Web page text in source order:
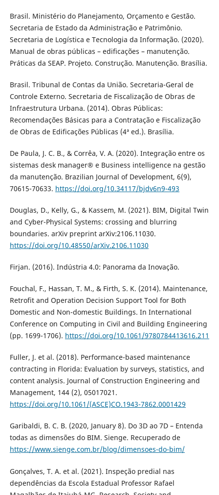
Brasil. Ministério do Planejamento, Orçamento e Gestão.
Secretaria de Estado da Administração e Patrimônio.
Secretaria de Logística e Tecnologia da Informação. (2020).
Manual de obras públicas – edificações – manutenção.
Práticas da SEAP. Projeto. Construção. Manutenção. Brasília.
Brasil. Tribunal de Contas da União. Secretaria-Geral de
Controle Externo. Secretaria de Fiscalização de Obras de
Infraestrutura Urbana. (2014). Obras Públicas:
Recomendações Básicas para a Contratação e Fiscalização
de Obras de Edificações Públicas (4ª ed.). Brasília.
De Paula, J. C. B., & Corrêa, V. A. (2020). Integração entre os
sistemas desk manager® e Business intelligence na gestão
da manutenção. Brazilian Journal of Development, 6(9),
70615-70633. https://doi.org/10.34117/bjdv6n9-493
Douglas, D., Kelly, G., & Kassem, M. (2021). BIM, Digital Twin
and Cyber-Physical Systems: crossing and blurring
boundaries. arXiv preprint arXiv:2106.11030.
https://doi.org/10.48550/arXiv.2106.11030
Firjan. (2016). Indústria 4.0: Panorama da Inovação.
Fouchal, F., Hassan, T. M., & Firth, S. K. (2014). Maintenance,
Retrofit and Operation Decision Support Tool for Both
Domestic and Non-domestic Buildings. In International
Conference on Computing in Civil and Building Engineering
(pp. 1699-1706). https://doi.org/10.1061/9780784413616.211
Fuller, J. et al. (2018). Performance-based maintenance
contracting in Florida: Evaluation by surveys, statistics, and
content analysis. Journal of Construction Engineering and
Management, 144 (2), 05017021.
https://doi.org/10.1061/(ASCE)CO.1943-7862.0001429
Garibaldi, B. C. B. (2020, January 8). Do 3D ao 7D – Entenda
todas as dimensões do BIM. Sienge. Recuperado de
https://www.sienge.com.br/blog/dimensoes-do-bim/
Gonçalves, T. A. et al. (2021). Inspeção predial nas
dependências da Escola Estadual Professor Rafael